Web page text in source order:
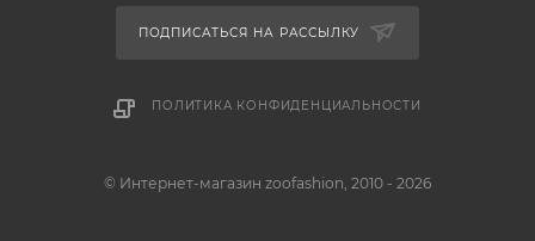
ПОДПИСАТЬСЯ НА РАССЫЛКУ
ПОЛИТИКА КОНФИДЕНЦИАЛЬНОСТИ
© Интернет-магазин zoofashion, 2010 - 2026